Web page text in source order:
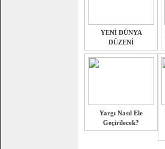
YENİ DÜNYA
DÜZENİ
Yargı Nasıl Ele
Geçirilecek?